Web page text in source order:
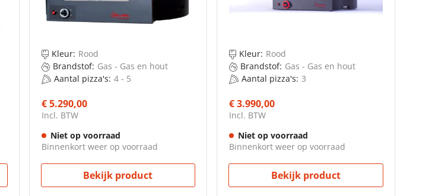
Kleur: Rood
Brandstof: Gas - Gas en hout
Aantal pizza's: 4 - 5
€ 5.290,00
Incl. BTW
Niet op voorraad
Binnenkort weer op voorraad
Bekijk product
Kleur: Rood
Brandstof: Gas - Gas en hout
Aantal pizza's: 3
€ 3.990,00
Incl. BTW
Niet op voorraad
Binnenkort weer op voorraad
Bekijk product